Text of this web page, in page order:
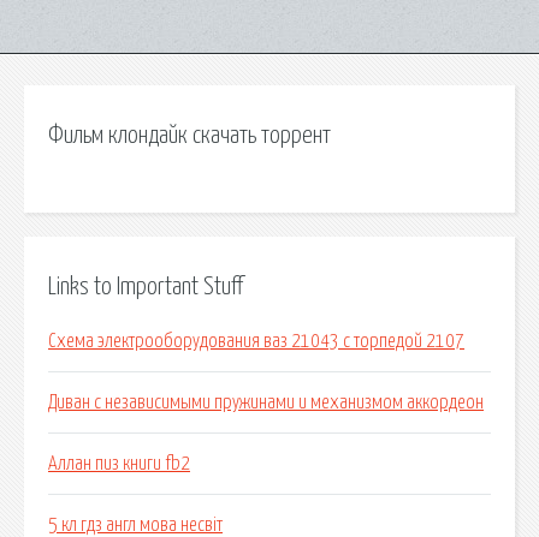
Фильм клондайк скачать торрент
Links to Important Stuff
Схема электрооборудования ваз 21043 с торпедой 2107
Диван с независимыми пружинами и механизмом аккордеон
Аллан пиз книги fb2
5 кл гдз англ мова несвіт